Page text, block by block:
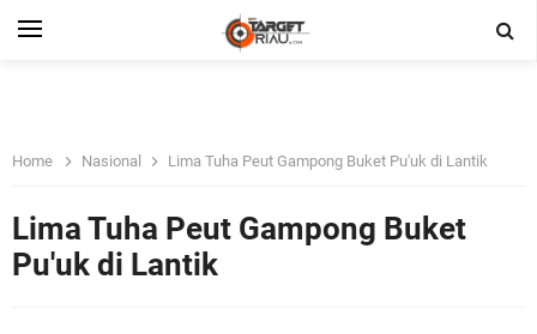
Home Nasional Lima Tuha Peut Gampong Buket Pu'uk di Lantik
Lima Tuha Peut Gampong Buket
Pu'uk di Lantik